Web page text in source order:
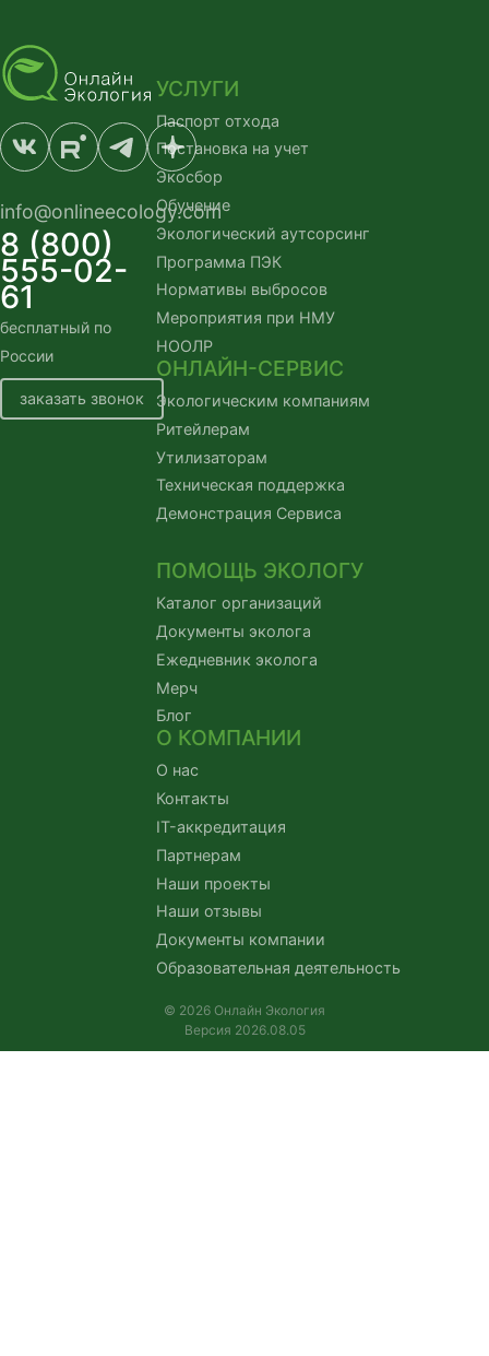
info@onlineecology.com
8 (800)
555-02-
61
бесплатный по
России
заказать звонок
УСЛУГИ
Паспорт отхода
Постановка на учет
Экосбор
Обучение
Экологический аутсорсинг
Программа ПЭК
Нормативы выбросов
Мероприятия при НМУ
НООЛР
ОНЛАЙН-СЕРВИС
Экологическим компаниям
Ритейлерам
Утилизаторам
Техническая поддержка
Демонстрация Сервиса
ПОМОЩЬ ЭКОЛОГУ
Каталог организаций
Документы эколога
Ежедневник эколога
Мерч
Блог
О КОМПАНИИ
О нас
Контакты
IT-аккредитация
Партнерам
Наши проекты
Наши отзывы
Документы компании
Образовательная деятельность
© 2026 Онлайн Экология
Версия 2026.08.05